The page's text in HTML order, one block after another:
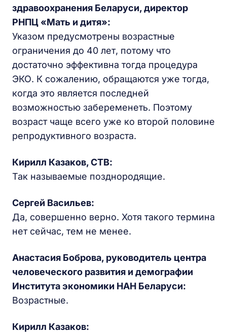
здравоохранения Беларуси, директор
РНПЦ «Мать и дитя»:
Указом предусмотрены возрастные
ограничения до 40 лет, потому что
достаточно эффективна тогда процедура
ЭКО. К сожалению, обращаются уже тогда,
когда это является последней
возможностью забеременеть. Поэтому
возраст чаще всего уже ко второй половине
репродуктивного возраста.
Кирилл Казаков, СТВ:
Так называемые позднородящие.
Сергей Васильев:
Да, совершенно верно. Хотя такого термина
нет сейчас, тем не менее.
Анастасия Боброва, руководитель центра
человеческого развития и демографии
Института экономики НАН Беларуси:
Возрастные.
Кирилл Казаков: